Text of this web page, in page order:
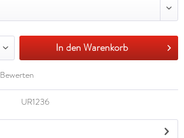
In den Warenkorb
Bewerten
UR1236